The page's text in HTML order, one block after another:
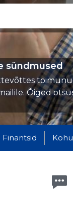
sündmused
Õiged
Finantsid